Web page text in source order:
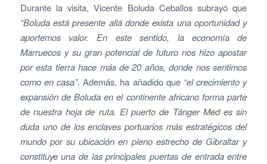
Durante la visita, Vicente Boluda Ceballos subrayó que
“Boluda está presente allá donde exista una oportunidad y
aportemos valor. En este sentido, la economía de
Marruecos y su gran potencial de futuro nos hizo apostar
por esta tierra hace más de 20 años, donde nos sentimos
como en casa”. Además, ha añadido que “el crecimiento y
expansión de Boluda en el continente africano forma parte
de nuestra hoja de ruta. El puerto de Tánger Med es sin
duda uno de los enclaves portuarios más estratégicos del
mundo por su ubicación en pleno estrecho de Gibraltar y
constituye una de las principales puertas de entrada entre